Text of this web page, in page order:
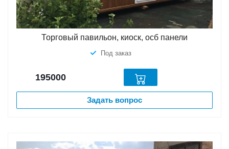
Торговый павильон, киоск, осб панели
Под заказ
195000
Задать вопрос